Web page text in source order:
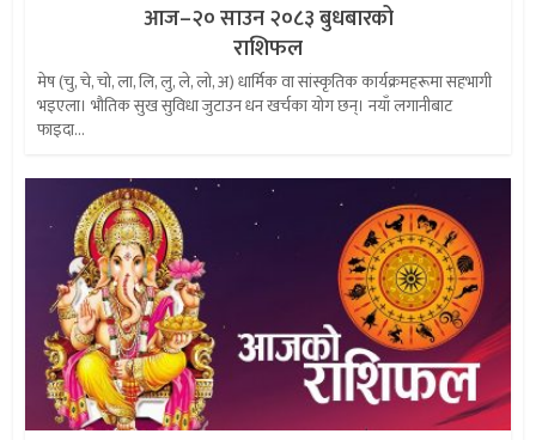
आज–२० साउन २०८३ बुधबारको
राशिफल
मेष (चु, चे, चो, ला, लि, लु, ले, लो, अ) धार्मिक वा सांस्कृतिक कार्यक्रमहरूमा सहभागी
भइएला। भौतिक सुख सुविधा जुटाउन धन खर्चका योग छन्। नयाँ लगानीबाट
फाइदा...